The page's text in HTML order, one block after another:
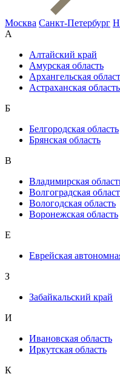
Москва Санкт-Петербург
А
Алтайский край
Амурская область
Архангельская
Астраханская область
Б
Белгородская область
Брянская область
В
Владимирская
Волгоградская
Вологодская область
Воронежская область
Е
Еврейская
З
Забайкальский край
И
Ивановская область
Иркутская область
К